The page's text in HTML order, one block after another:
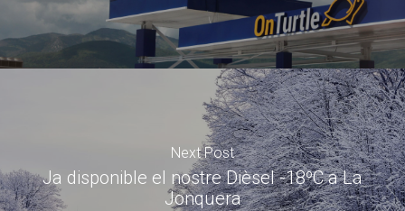
Next Post
Ja disponible el nostre Dièsel -18ºC a La
Jonquera